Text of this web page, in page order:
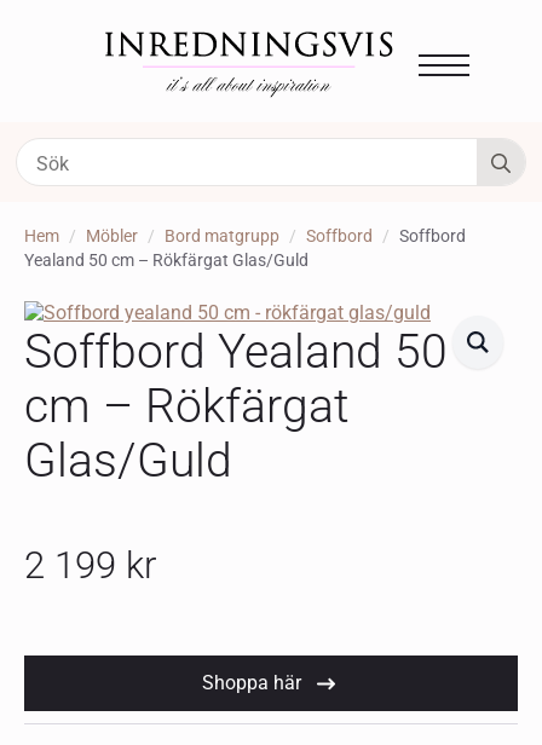
Hem Möbler Bord matgrupp Soffbord
Soffbord
Yealand 50 cm – Rökfärgat Glas/Guld
Soffbord Yealand 50
cm – Rökfärgat
Glas/Guld
2 199 kr
Shoppa här